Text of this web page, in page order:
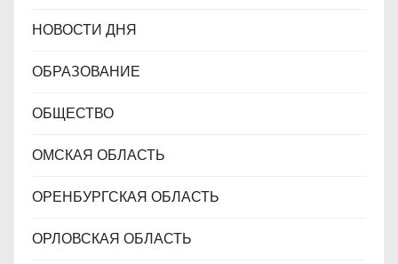
НОВОСТИ ДНЯ
ОБРАЗОВАНИЕ
ОБЩЕСТВО
ОМСКАЯ ОБЛАСТЬ
ОРЕНБУРГСКАЯ ОБЛАСТЬ
ОРЛОВСКАЯ ОБЛАСТЬ